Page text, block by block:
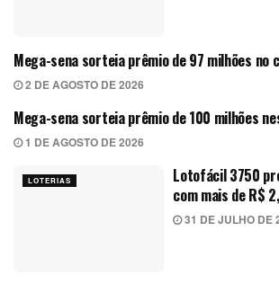
LOTERIAS
Mega-sena sorteia prêmio de 97 milhões no
2 DE AGOSTO DE 2026
LOTERIAS
Mega-sena sorteia prêmio de 100 milhões
1 DE AGOSTO DE 2026
LOTERIAS
Lotofácil 3750
com mais de R$
31 DE JULHO DE